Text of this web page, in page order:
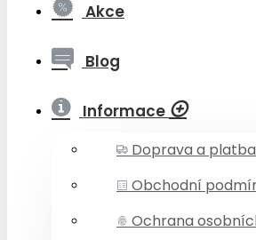
Akce
Blog
Informace
Doprava a platba
Obchodní
Ochrana